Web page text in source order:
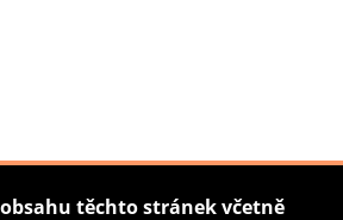
těchto stránek včetně